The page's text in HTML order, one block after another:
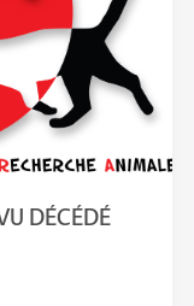
DÉCÉDÉ